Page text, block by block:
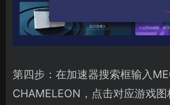
第四步：在加速器搜索框输入
CHAMELEON，点击对应游戏